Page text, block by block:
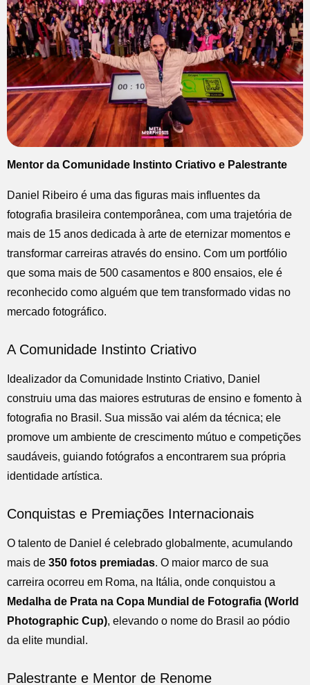
Mentor da Comunidade Instinto Criativo e Palestrante
Daniel Ribeiro é uma das figuras mais influentes da
fotografia brasileira contemporânea, com uma trajetória de
mais de 15 anos dedicada à arte de eternizar momentos e
transformar carreiras através do ensino. Com um portfólio
que soma mais de 500 casamentos e 800 ensaios, ele é
reconhecido como alguém que tem transformado vidas no
mercado fotográfico.
A Comunidade Instinto Criativo
Idealizador da Comunidade Instinto Criativo, Daniel
construiu uma das maiores estruturas de ensino e fomento à
fotografia no Brasil. Sua missão vai além da técnica; ele
promove um ambiente de crescimento mútuo e competições
saudáveis, guiando fotógrafos a encontrarem sua própria
identidade artística.
Conquistas e Premiações Internacionais
O talento de Daniel é celebrado globalmente, acumulando
mais de 350 fotos premiadas. O maior marco de sua
carreira ocorreu em Roma, na Itália, onde conquistou a
Medalha de Prata na Copa Mundial de Fotografia (World
Photographic Cup), elevando o nome do Brasil ao pódio
da elite mundial.
Palestrante e Mentor de Renome